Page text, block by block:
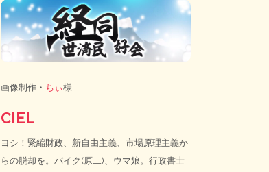
画像制作・ ちぃ様
CIEL
ヨシ！緊縮財政、新自由主義、市場原理主義か
らの脱却を。バイク(原二)、ウマ娘。行政書士